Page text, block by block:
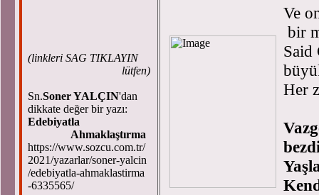
(linkleri SAG TIKLAYIN
lütfen)
Sn.Soner YALÇIN'dan
dikkate değer bir yazı:
Edebiyatla
Ahmaklaştırma
https://www.sozcu.com.tr/
2021/yazarlar/soner-yalcin
/edebiyatla-ahmaklastirma
-6335565/
Ve
bir
Said
Her